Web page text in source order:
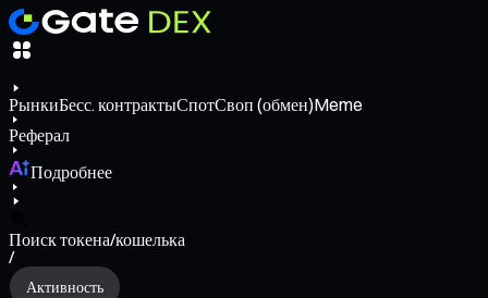
РынкиБесс. контрактыСпотСвоп (обмен)Meme
Реферал
Подробнее
Поиск токена/кошелька
/
Активность